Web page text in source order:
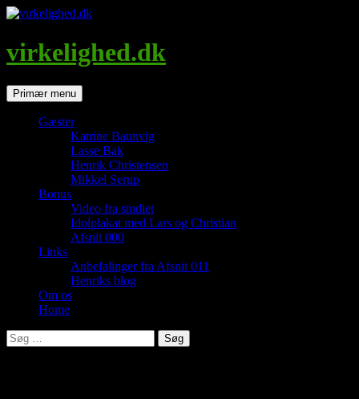
Hop
indhold
virkelighed.dk
SøgPrimær menu
Gæster
Katrine Baunvig
Lasse Bak
Henrik Christensen
Mikkel Serup
Bonus
Video fra studiet
Idolplakat med Lars og Christian
Afsnit 000
Links
Anbefalinger fra Afsnit 011
Henriks blog
Om os
Home
Søg
efter: